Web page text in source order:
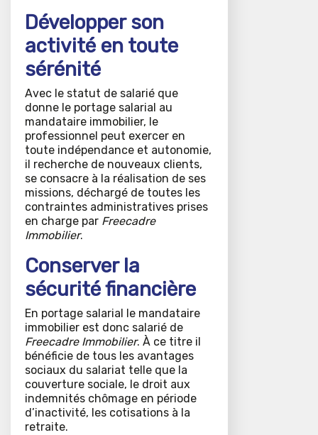
Développer son
activité en toute
sérénité
Avec le statut de salarié que
donne le portage salarial au
mandataire immobilier, le
professionnel peut exercer en
toute indépendance et autonomie,
il recherche de nouveaux clients,
se consacre à la réalisation de ses
missions, déchargé de toutes les
contraintes administratives prises
en charge par Freecadre
Immobilier.
Conserver la
sécurité financière
En portage salarial le mandataire
immobilier est donc salarié de
Freecadre Immobilier. À ce titre il
bénéficie de tous les avantages
sociaux du salariat telle que la
couverture sociale, le droit aux
indemnités chômage en période
d’inactivité, les cotisations à la
retraite.